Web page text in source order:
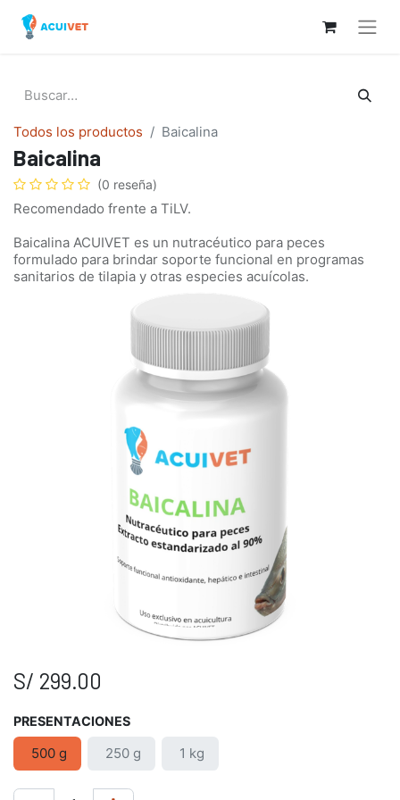
Todos los productos Baicalina
Baicalina
(0 reseña)
Recomendado frente a TiLV.
Baicalina ACUIVET es un nutracéutico para peces
formulado para brindar soporte funcional en programas
sanitarios de tilapia y otras especies acuícolas.
S/ 299.00
PRESENTACIONES
500 g 250 g 1 kg